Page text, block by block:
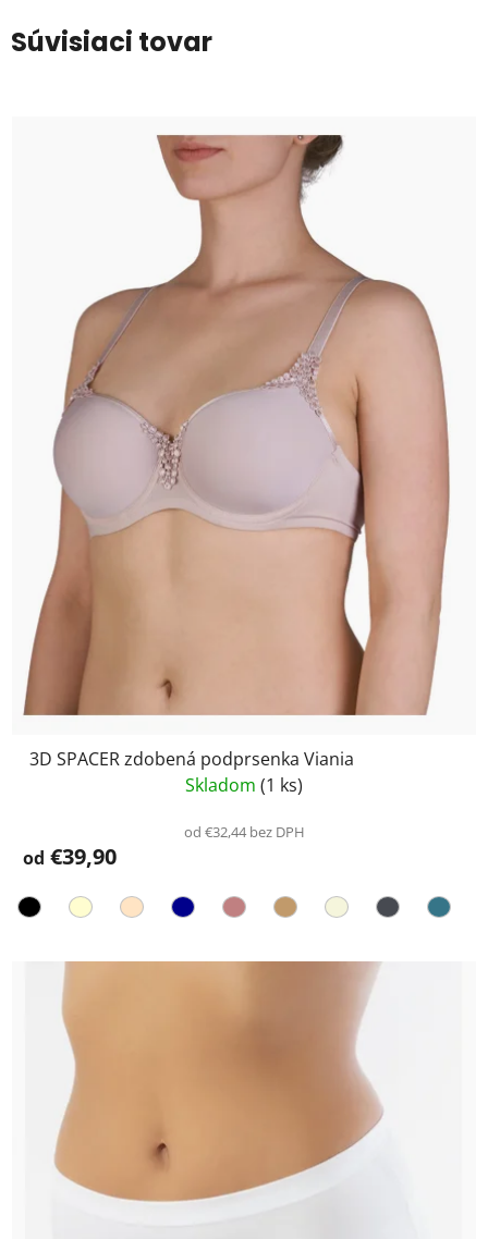
Súvisiaci tovar
3D SPACER zdobená podprsenka Viania
Skladom (1 ks)
od €32,44 bez DPH
od €39,90